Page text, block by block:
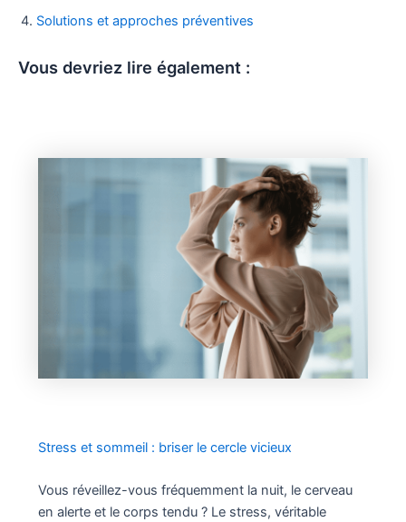
Solutions et approches préventives
Vous devriez lire également :
Stress et sommeil : briser le cercle vicieux
Vous réveillez-vous fréquemment la nuit, le cerveau
en alerte et le corps tendu ? Le stress, véritable